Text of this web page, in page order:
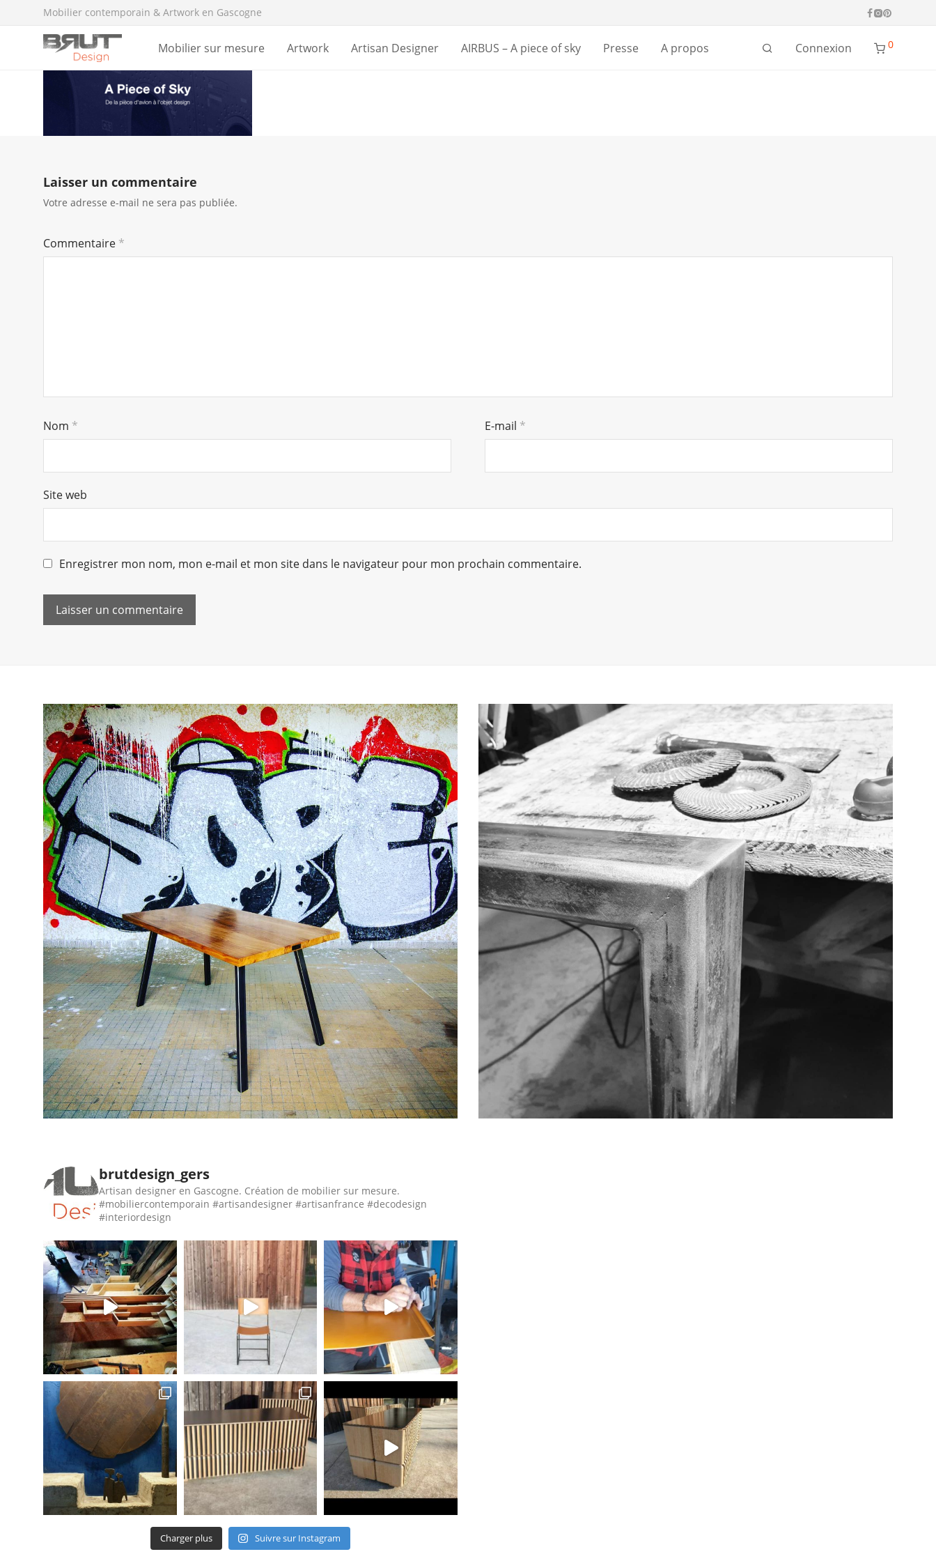
Mobilier contemporain & Artwork en Gascogne
Mobilier sur mesure Artwork Artisan Designer AIRBUS – A piece of sky Presse A propos Connexion 0
Laisser un commentaire
Votre adresse e-mail ne sera pas publiée.
Commentaire *
Nom * E-mail *
Site web
Enregistrer mon nom, mon e-mail et mon site dans le navigateur pour mon prochain commentaire.
brutdesign_gers
Artisan designer en Gascogne. Création de mobilier sur mesure.
#mobiliercontemporain #artisandesigner #artisanfrance #decodesign
#interiordesign
Charger plus Suivre sur Instagram